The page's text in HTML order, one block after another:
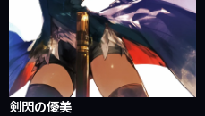
剣閃の優美